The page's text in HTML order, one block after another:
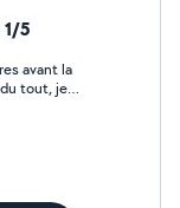
5
avant la